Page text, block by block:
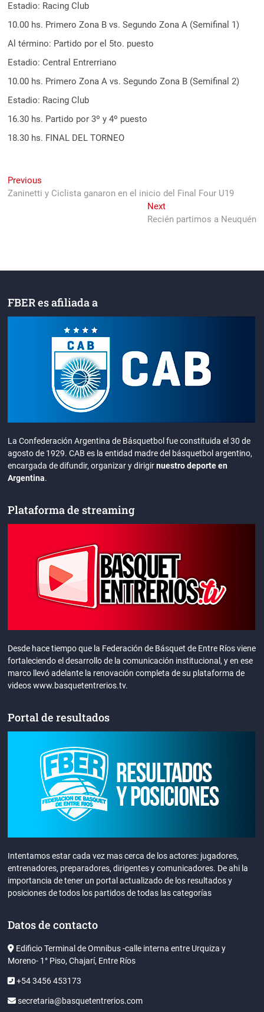
Estadio: Racing Club
10.00 hs. Primero Zona B vs. Segundo Zona A (Semifinal 1)
Al término: Partido por el 5to. puesto
Estadio: Central Entrerriano
10.00 hs. Primero Zona A vs. Segundo Zona B (Semifinal 2)
Estadio: Racing Club
16.30 hs. Partido por 3º y 4º puesto
18.30 hs. FINAL DEL TORNEO
Navegación
de
Previous
post:
Zaninetti y Ciclista ganaron en el inicio del Final Four U19
NextNext
post:
Recién partimos a Neuquén
FBER es afiliada a
La Confederación Argentina de Básquetbol fue constituida el 30 de
agosto de 1929. CAB es la entidad madre del básquetbol argentino,
encargada de difundir, organizar y dirigirnuestro deporte en
Argentina.
Plataforma de streaming
Desde hace tiempo que la Federación de Básquet de Entre Ríos viene
fortaleciendo el desarrollo de la comunicación institucional, y en ese
marco llevó adelante la renovación completa de su plataforma de
videos www.basquetentrerios.tv.
Portal de resultados
Intentamos estar cada vez mas cerca de los actores: jugadores,
entrenadores, preparadores, dirigentes y comunicadores. De ahi la
importancia de tener un portal actualizado de los resultados y
posiciones de todos los partidos de todas las categorías
Datos de contacto
Edificio Terminal de Omnibus -calle interna entre Urquiza y
Moreno- 1° Piso, Chajarí, Entre Ríos
+54 3456 453173
secretaria@basquetentrerios.com